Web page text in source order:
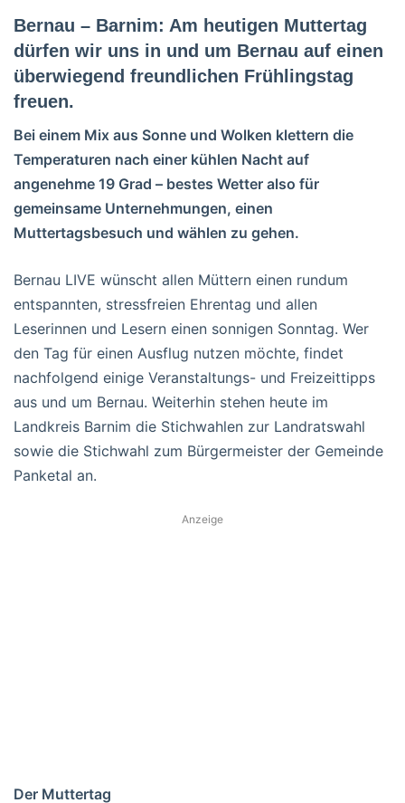
Bernau – Barnim: Am heutigen Muttertag
dürfen wir uns in und um Bernau auf einen
überwiegend freundlichen Frühlingstag
freuen.
Bei einem Mix aus Sonne und Wolken klettern die
Temperaturen nach einer kühlen Nacht auf
angenehme 19 Grad – bestes Wetter also für
gemeinsame Unternehmungen, einen
Muttertagsbesuch und wählen zu gehen.
Bernau LIVE wünscht allen Müttern einen rundum
entspannten, stressfreien Ehrentag und allen
Leserinnen und Lesern einen sonnigen Sonntag. Wer
den Tag für einen Ausflug nutzen möchte, findet
nachfolgend einige Veranstaltungs- und Freizeittipps
aus und um Bernau. Weiterhin stehen heute im
Landkreis Barnim die Stichwahlen zur Landratswahl
sowie die Stichwahl zum Bürgermeister der Gemeinde
Panketal an.
Anzeige
Der Muttertag